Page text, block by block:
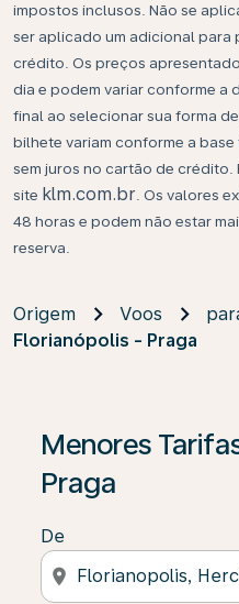
impostos inclusos. Não se
ser aplicado um adicional para
crédito. Os preços
dia e podem variar conforme a
final ao selecionar sua forma
bilhete variam conforme a base
sem juros no cartão de
site klm.com.br . Os valores
48 horas e podem não estar
reserva.
Origem Voos
Florianópolis - Praga
Menores
Praga
De
location_on
Se não forem